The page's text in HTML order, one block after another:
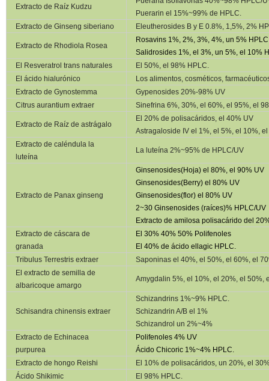
Extracto de Raíz Kudzu
Puerarin el 15%~99% de HPLC.
Extracto de Ginseng siberiano
Eleutherosides B y E 0.8%, 1,5%, 2%
Extracto de Rhodiola Rosea
Rosavins 1%, 2%, 3%, 4%, un 5%
Salidrosides 1%, el 3%, un 5%, el 10%
El Resveratrol trans naturales
El 50%, el 98% HPLC.
El ácido hialurónico
Los alimentos, cosméticos,
Extracto de Gynostemma
Gypenosides 20%-98% UV
Citrus aurantium extraer
Sinefrina 6%, 30%, el 60%, el 95%, el
Extracto de Raíz de astrágalo
El 20% de polisacáridos, el 40% UV
Astragaloside IV el 1%, el 5%, el 10%,
Extracto de caléndula la
luteína
La luteína 2%~95% de HPLC/UV
Extracto de Panax ginseng
Ginsenosides(Hoja) el 80%, el 90% UV
Ginsenosides(Berry) el 80% UV
Ginsenosides(flor) el 80% UV
2~30 Ginsenosides (raíces)% HPLC/UV
Extracto de amilosa polisacárido del
Extracto de cáscara de
granada
El 30% 40% 50% Polifenoles
El 40% de ácido ellagic HPLC.
Tribulus Terrestris extraer
Saponinas el 40%, el 50%, el 60%, el
El extracto de semilla de
albaricoque amargo
Amygdalin 5%, el 10%, el 20%, el 50%,
Schisandra chinensis extraer
Schizandrins 1%~9% HPLC.
Schizandrin A/B el 1%
Schizandrol un 2%~4%
Extracto de Echinacea
purpurea
Polifenoles 4% UV
Ácido Chicoric 1%~4% HPLC.
Extracto de hongo Reishi
El 10% de polisacáridos, un 20%, el
Ácido Shikimic
El 98% HPLC.